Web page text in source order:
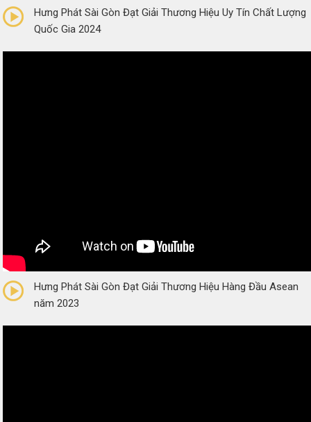
Hưng Phát Sài Gòn Đạt Giải Thương Hiệu Uy Tín Chất Lượng
Quốc Gia 2024
(0 Reviews)
Hưng Phát Sài Gòn Đạt Giải Thương Hiệu Hàng Đầu Asean
năm 2023